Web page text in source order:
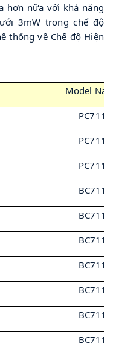
hơn nữa với khả năng
3mW trong chế độ
thống về Chế độ Hiện
Model
PC711
PC711
PC711
BC711
BC711
BC711
BC711
BC711
BC711
BC711